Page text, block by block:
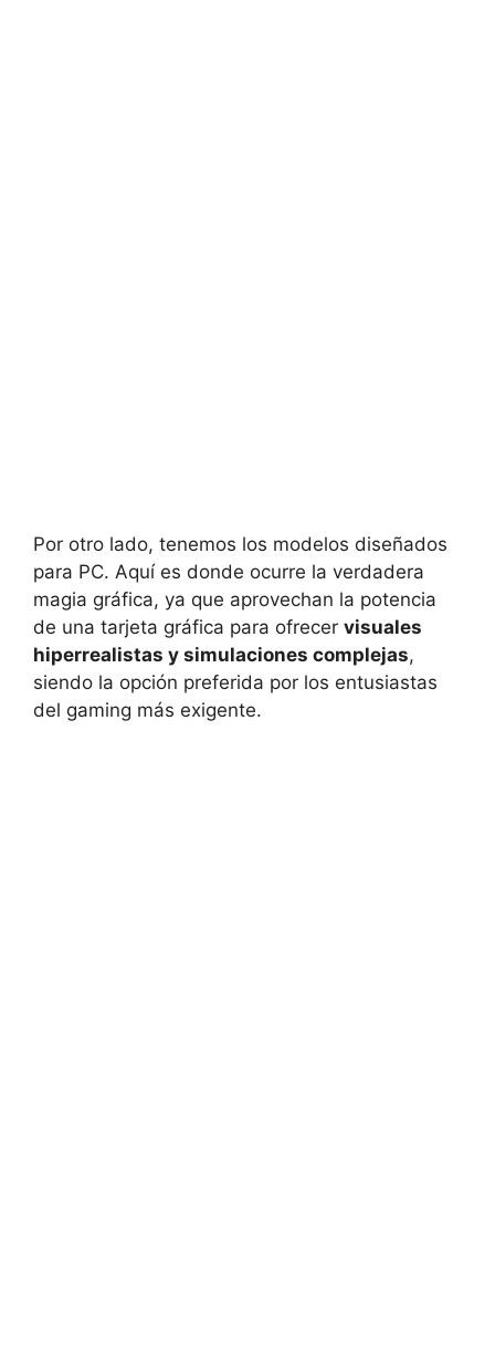
Por otro lado, tenemos los modelos diseñados
para PC. Aquí es donde ocurre la verdadera
magia gráfica, ya que aprovechan la potencia
de una tarjeta gráfica para ofrecer visuales
hiperrealistas y simulaciones complejas,
siendo la opción preferida por los entusiastas
del gaming más exigente.